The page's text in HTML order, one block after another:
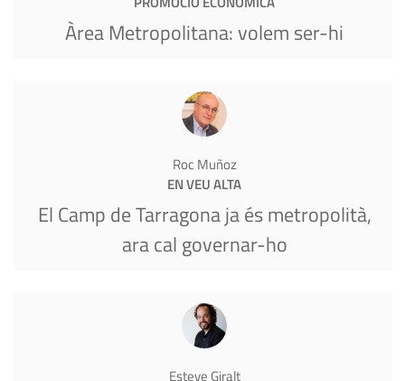
Àrea Metropolitana: volem ser-hi
Roc Muñoz
EN VEU ALTA
El Camp de Tarragona ja és metropolità,
ara cal governar-ho
Esteve Giralt